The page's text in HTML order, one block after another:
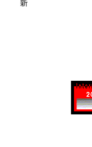
新